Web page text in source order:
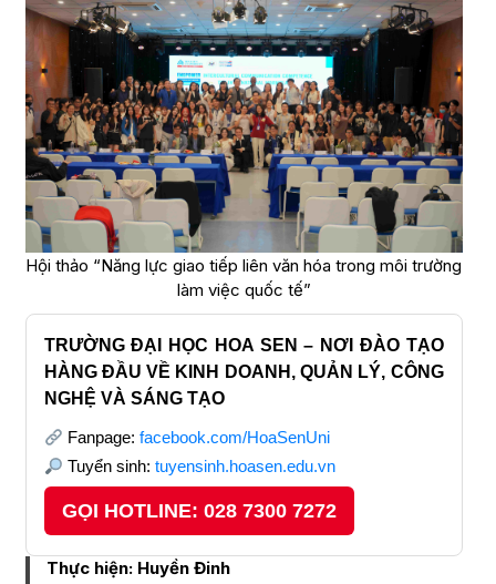
Hội thảo “Năng lực giao tiếp liên văn hóa trong môi trường
làm việc quốc tế”
TRƯỜNG ĐẠI HỌC HOA SEN – NƠI ĐÀO TẠO
HÀNG ĐẦU VỀ KINH DOANH, QUẢN LÝ, CÔNG
NGHỆ VÀ SÁNG TẠO
Fanpage: facebook.com/HoaSenUni
Tuyển sinh: tuyensinh.hoasen.edu.vn
GỌI HOTLINE: 028 7300 7272
Thực hiện:Huyền Đinh